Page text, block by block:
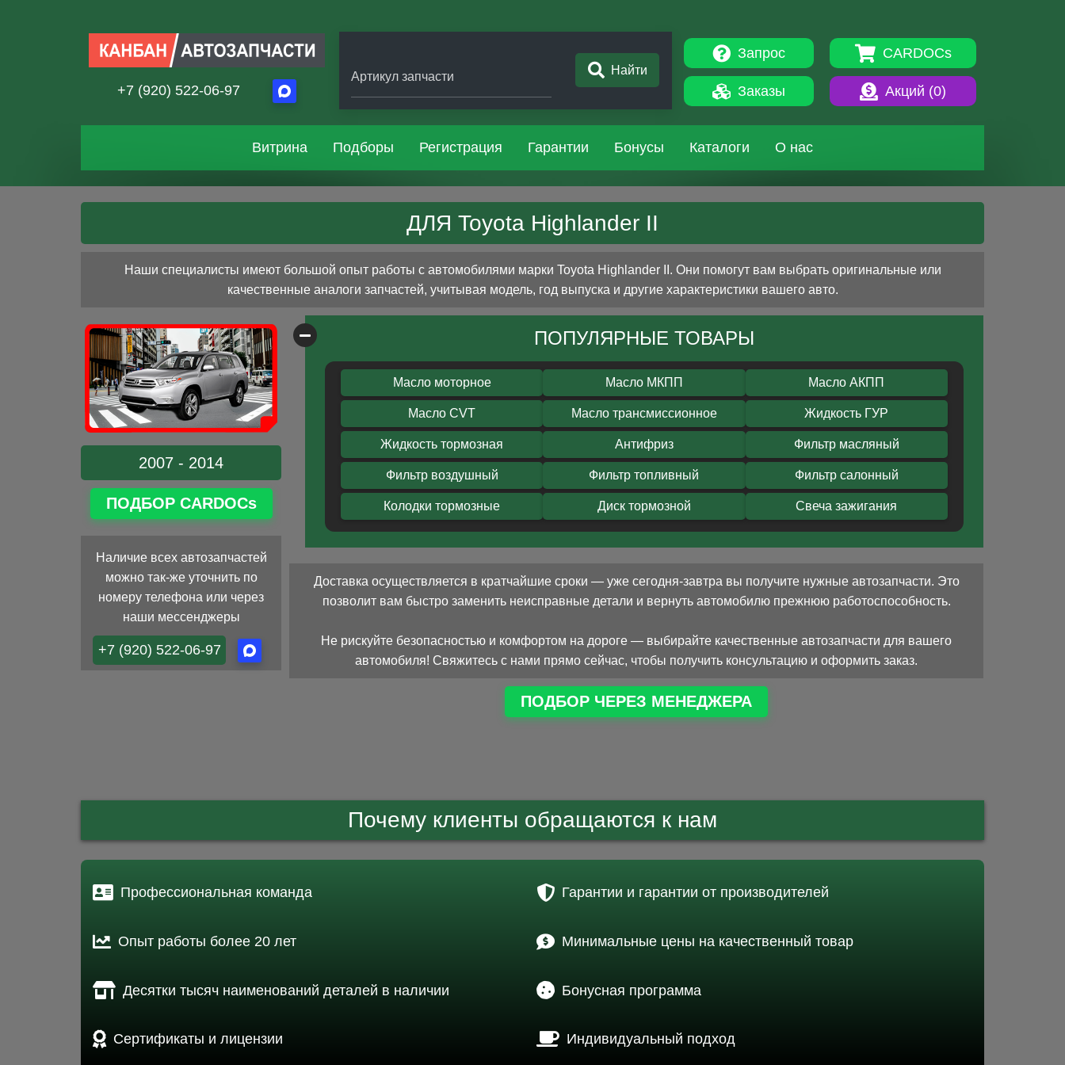
+7 (920) 522-06-97
Артикул запчасти Найти
Запрос
Заказы
CARDOCs
Акций (0)
Витрина Подборы Регистрация Гарантии Бонусы Каталоги О нас
ДЛЯ Toyota Highlander II
Наши специалисты имеют большой опыт работы с автомобилями марки Toyota Highlander II. Они помогут вам выбрать оригинальные или
качественные аналоги запчастей, учитывая модель, год выпуска и другие характеристики вашего авто.
2007 - 2014
ПОДБОР CARDOCs
Наличие всех автозапчастей
можно так-же уточнить по
номеру телефона или через
наши мессенджеры
+7 (920) 522-06-97
ПОПУЛЯРНЫЕ ТОВАРЫ
Масло моторное Масло МКПП Масло АКПП
Масло CVT Масло трансмиссионное Жидкость ГУР
Жидкость тормозная Антифриз Фильтр масляный
Фильтр воздушный Фильтр топливный Фильтр салонный
Колодки тормозные Диск тормозной Свеча зажигания
Доставка осуществляется в кратчайшие сроки — уже сегодня-завтра вы получите нужные автозапчасти. Это
позволит вам быстро заменить неисправные детали и вернуть автомобилю прежнюю работоспособность.
Не рискуйте безопасностью и комфортом на дороге — выбирайте качественные автозапчасти для вашего
автомобиля! Свяжитесь с нами прямо сейчас, чтобы получить консультацию и оформить заказ.
ПОДБОР ЧЕРЕЗ МЕНЕДЖЕРА
Почему клиенты обращаются к нам
Профессиональная команда
Опыт работы более 20 лет
Десятки тысяч наименований деталей в наличии
Сертификаты и лицензии
Гарантии и гарантии от производителей
Минимальные цены на качественный товар
Бонусная программа
Индивидуальный подход